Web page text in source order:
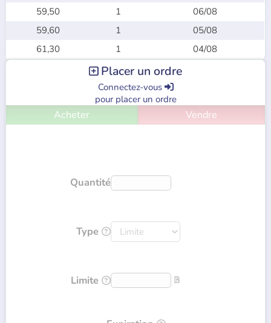
59,50
1
06/08
59,60
1
05/08
61,30
1 04/08
Placer un ordre
Connectez-vous 
pour placer un ordre
Acheter Vendre
Quantité
Type 
Limite  𝔹